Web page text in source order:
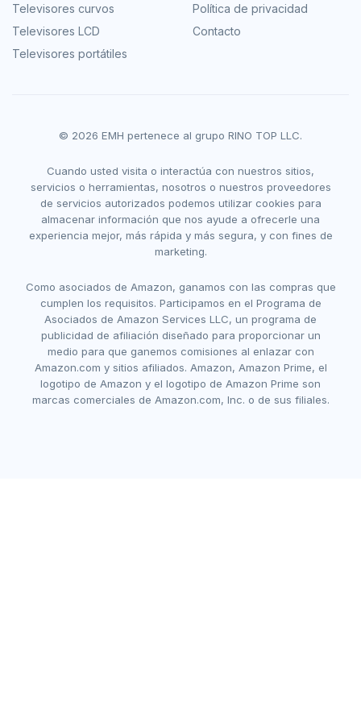
Televisores curvos
Televisores LCD
Televisores portátiles
Política de privacidad
Contacto
© 2026 EMH pertenece al grupo RINO TOP LLC.
Cuando usted visita o interactúa con nuestros sitios,
servicios o herramientas, nosotros o nuestros proveedores
de servicios autorizados podemos utilizar cookies para
almacenar información que nos ayude a ofrecerle una
experiencia mejor, más rápida y más segura, y con fines de
marketing.
Como asociados de Amazon, ganamos con las compras que
cumplen los requisitos. Participamos en el Programa de
Asociados de Amazon Services LLC, un programa de
publicidad de afiliación diseñado para proporcionar un
medio para que ganemos comisiones al enlazar con
Amazon.com y sitios afiliados. Amazon, Amazon Prime, el
logotipo de Amazon y el logotipo de Amazon Prime son
marcas comerciales de Amazon.com, Inc. o de sus filiales.